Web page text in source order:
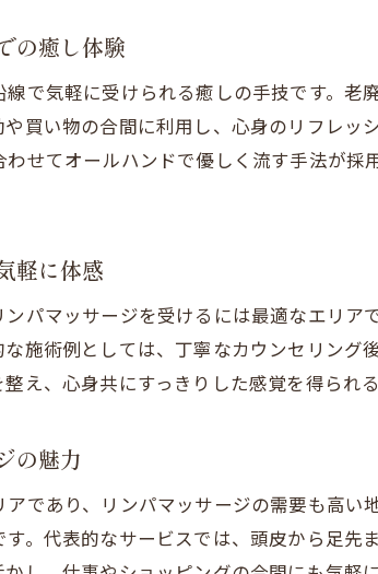
メンズ向けリンパマッサー
人気サロンのリンパ手技が
中央区でリンパマッサージ
オイルリンパマッサージの魅力を
札幌で受けられるオイルリ
メンズも通えるオイルリン
男性も安心できるリンパケアの選
メンズ歓迎のリンパマッサ
の癒し体験
で気軽に受けられる癒しの手技です。
買い物の合間に利用し、心身のリフレ
せてオールハンドで優しく流す手法が
軽に体感
パマッサージを受けるには最適なエリ
施術例としては、丁寧なカウンセリン
え、心身共にすっきりした感覚を得られ
の魅力
であり、リンパマッサージの需要も高
。代表的なサービスでは、頭皮から足